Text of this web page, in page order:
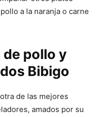
a la naranja o carne
pollo y
Bibigo
de las mejores
amados por su